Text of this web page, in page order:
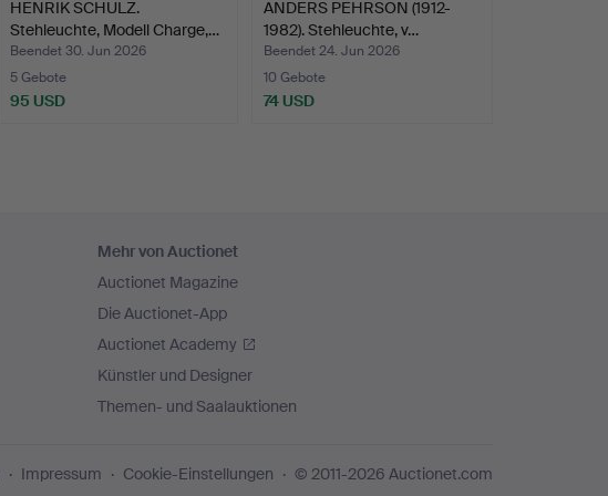
HENRIK SCHULZ.
Stehleuchte, Modell Charge,…
Beendet 30. Jun 2026
5 Gebote
95 USD
ANDERS PEHRSON (1912-
1982). Stehleuchte, v…
Beendet 24. Jun 2026
10 Gebote
74 USD
Mehr von Auctionet
Auctionet Magazine
Die Auctionet-App
Auctionet Academy
Künstler und Designer
Themen- und Saalauktionen
Impressum Cookie-Einstellungen © 2011-2026 Auctionet.com